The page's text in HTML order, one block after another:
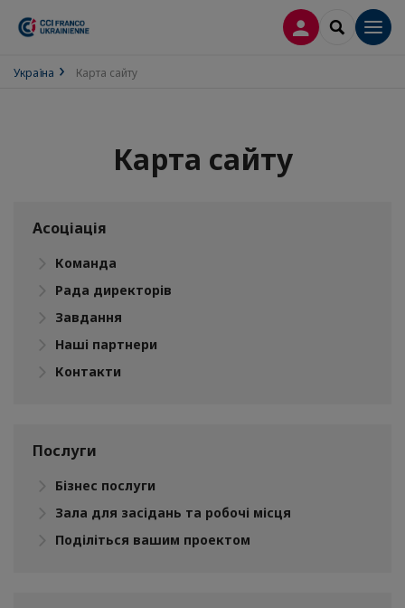
ВХІД SEARCH
Україна Карта сайту
Карта сайту
Асоціація
Команда
Рада директорів
Завдання
Наші партнери
Контакти
Послуги
Бізнес послуги
Зала для засідань та робочі місця
Поділіться вашим проектом